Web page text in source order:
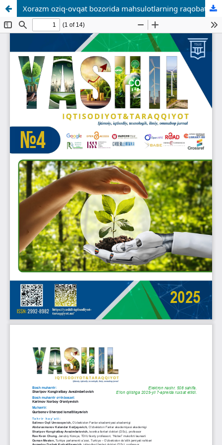
Xorazm oziq-ovqat bozorida mahsulotlarning raqobatbardoshligini oshirishda marketing faoliyatlarini baholash usullari